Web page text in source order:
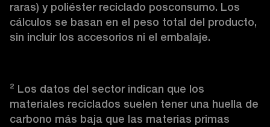
raras) y poliéster reciclado posconsumo. Los
cálculos se basan en el peso total del producto,
sin incluir los accesorios ni el embalaje.
² Los datos del sector indican que los
materiales reciclados suelen tener una huella de
carbono más baja que las materias primas